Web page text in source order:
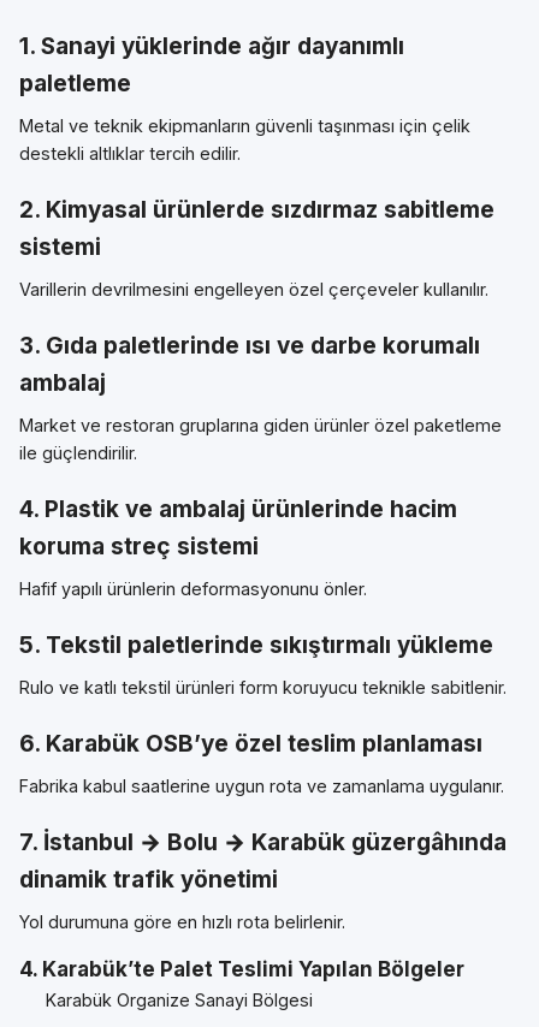
1. Sanayi yüklerinde ağır dayanımlı
paletleme
Metal ve teknik ekipmanların güvenli taşınması için çelik
destekli altlıklar tercih edilir.
2. Kimyasal ürünlerde sızdırmaz sabitleme
sistemi
Varillerin devrilmesini engelleyen özel çerçeveler kullanılır.
3. Gıda paletlerinde ısı ve darbe korumalı
ambalaj
Market ve restoran gruplarına giden ürünler özel paketleme
ile güçlendirilir.
4. Plastik ve ambalaj ürünlerinde hacim
koruma streç sistemi
Hafif yapılı ürünlerin deformasyonunu önler.
5. Tekstil paletlerinde sıkıştırmalı yükleme
Rulo ve katlı tekstil ürünleri form koruyucu teknikle sabitlenir.
6. Karabük OSB’ye özel teslim planlaması
Fabrika kabul saatlerine uygun rota ve zamanlama uygulanır.
7. İstanbul → Bolu → Karabük güzergâhında
dinamik trafik yönetimi
Yol durumuna göre en hızlı rota belirlenir.
4. Karabük’te Palet Teslimi Yapılan Bölgeler
Karabük Organize Sanayi Bölgesi